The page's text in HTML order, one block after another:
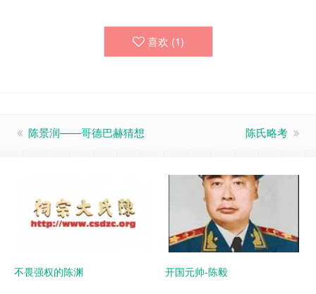
喜欢 (1)
陈景润——哥德巴赫猜想 陈氏略考
不畏强权的陈渊 开国元帅-陈毅